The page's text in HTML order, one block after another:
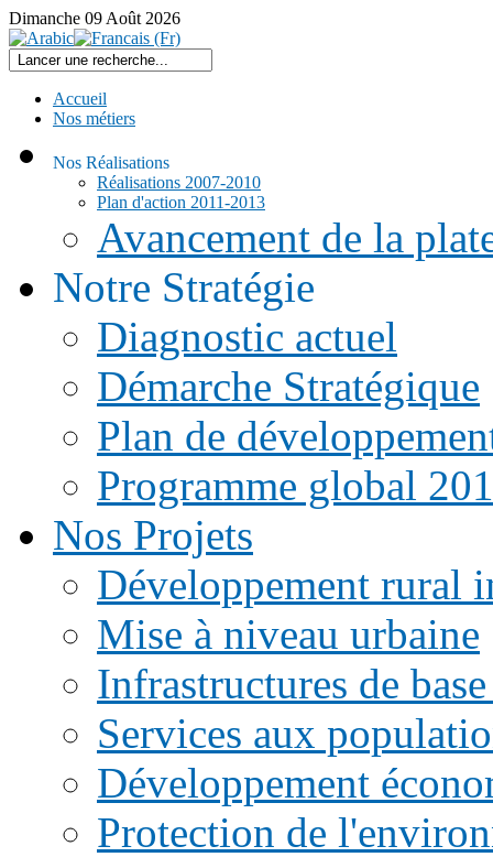
Dimanche 09 Août 2026
Accueil
Nos métiers
Nos Réalisations
Réalisations 2007-2010
Plan d'action 2011-2013
Avancement de la
Notre Stratégie
Diagnostic actuel
Démarche Stratégique
Plan de
Programme global
Nos Projets
Développement rural
Mise à niveau urbaine
Infrastructures de
Services aux
Développement
Protection de